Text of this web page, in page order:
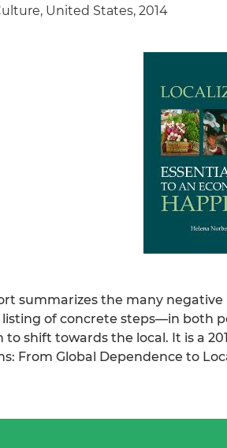
United States, 2014
summarizes the many
of concrete steps—in both
to shift towards the local. It is a
From Global Dependence to